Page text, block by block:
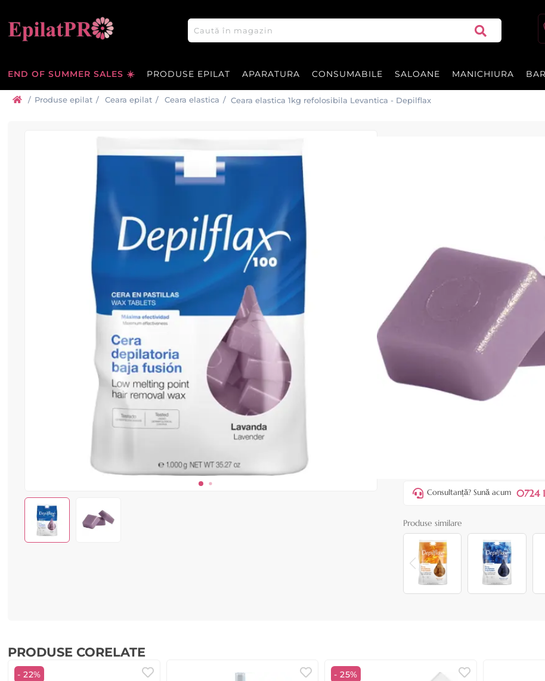
END OF SUMMER SALES ☀️ PRODUSE EPILAT APARATURA CONSUMABILE SALOANE MANICHIURA
/ Produse epilat / Ceara epilat / Ceara elastica / Ceara elastica 1kg refolosibila Levantica - Depilflax
Ceara elastica
Ceara elastica Levantica 1 kg
Ceara de calitate Premium
Adăugați
ADAUGĂ ÎN
Consultanță? Sună acum 0724
Produse similare
PRODUSE CORELATE
- 22% - 25%